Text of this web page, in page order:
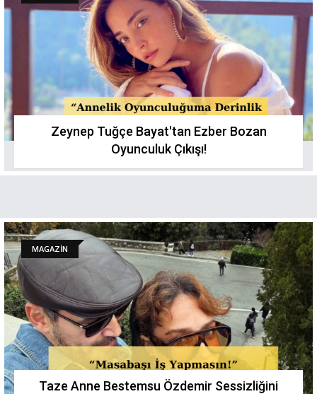
Zeynep Tuğçe Bayat'tan Ezber Bozan
Oyunculuk Çıkışı!
MAGAZİN
Taze Anne Bestemsu Özdemir Sessizliğini